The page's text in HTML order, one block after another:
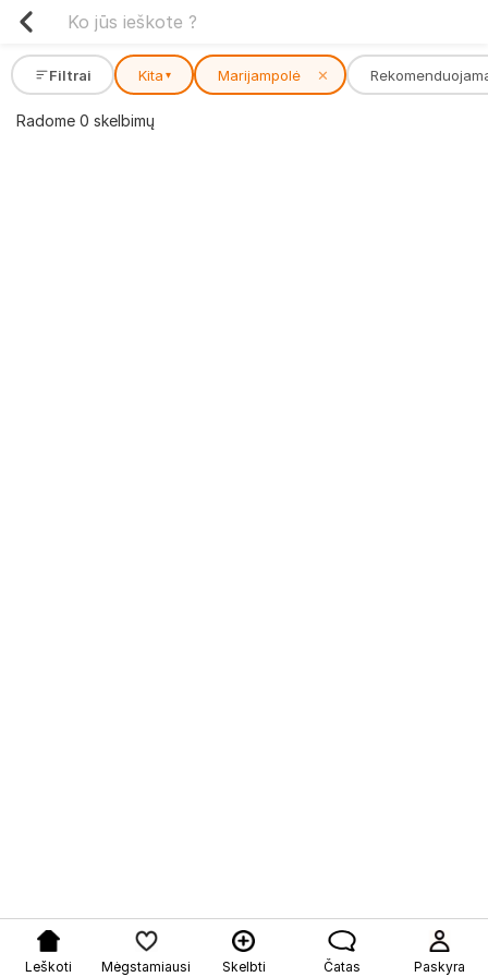
Filtrai Kita ▾ Marijampolė ✕
Radome 0 skelbimų
Leškoti Mėgstamiausi Skelbti Čatas Paskyra